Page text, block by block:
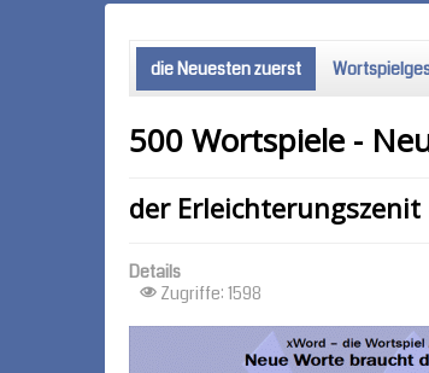
die Neuesten zuerst
500 Wortspiele -
der Erleichterungszenit
Details
Zugriffe: 1598